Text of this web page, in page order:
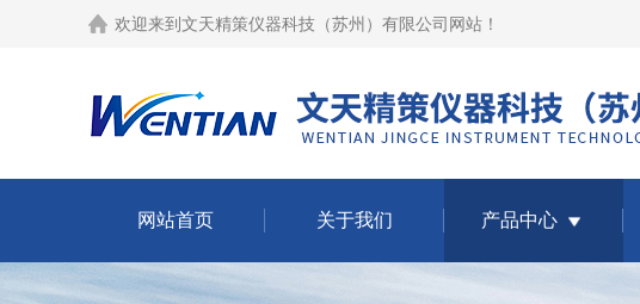
欢迎来到 文天精策仪器科技（苏州）有限公司网站 ！
网站首页 关于我们 产品中心